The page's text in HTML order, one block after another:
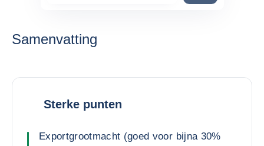
Samenvatting
Sterke punten
Exportgrootmacht (goed voor bijna 30%